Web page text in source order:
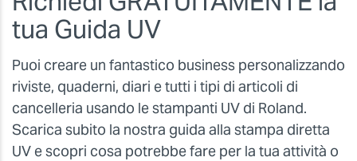
tua Guida UV
Puoi creare un fantastico business personalizzando
riviste, quaderni, diari e tutti i tipi di articoli di
cancelleria usando le stampanti UV di Roland.
Scarica subito la nostra guida alla stampa diretta
UV e scopri cosa potrebbe fare per la tua attività o